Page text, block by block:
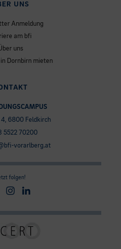
UNS
Anmeldung
am bfi
uns
Dornbirn mieten
6800 Feldkirch
5522 70200
vorarlberg.at
folgen!
Instagram
Linkedin